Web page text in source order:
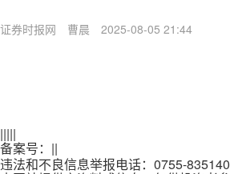
证券时报网 曹晨 2025-08-05 21:44
|||||
备案号： ||
违法和不良信息举报电话：0755-